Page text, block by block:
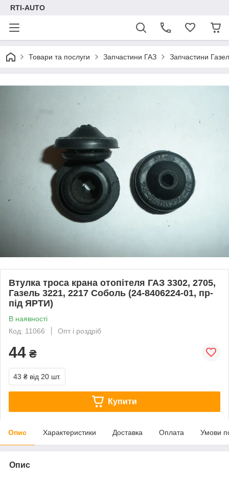
RTI-AUTO
Товари та послуги Запчастини ГАЗ Запчастини
Втулка троса крана отопітеля ГАЗ 3302, 2705,
Газель 3221, 2217 Соболь (24-8406224-01, пр-
під ЯРТИ)
В наявності
Код: 11066
Опт і роздріб
44 ₴
43 ₴ від 20 шт.
Купити
Опис Характеристики Доставка Оплата Умови
Опис